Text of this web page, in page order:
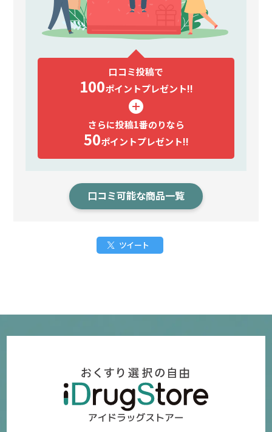
口コミ投稿で
100ポイントプレゼント!!
さらに投稿1番のりなら
50ポイントプレゼント!!
口コミ可能な商品一覧
ツイート